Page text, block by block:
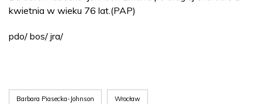
kwietnia w wieku 76 lat.(PAP)
pdo/ bos/ jra/
Barbara Piasecka-Johnson Wrocław